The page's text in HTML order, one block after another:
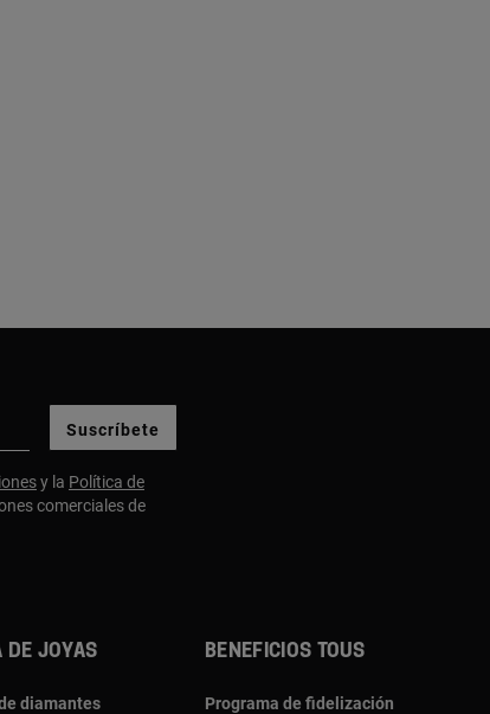
Suscríbete
y la Política de
comerciales de
de joyas
diamantes
Beneficios TOUS
Programa de fidelización